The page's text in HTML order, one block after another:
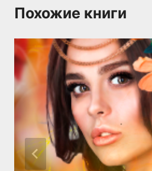
Похожие книги